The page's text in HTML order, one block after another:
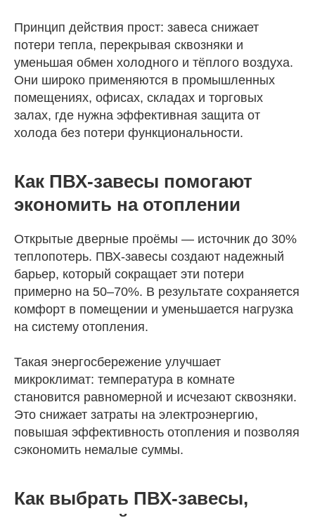
Принцип действия прост: завеса снижает
потери тепла, перекрывая сквозняки и
уменьшая обмен холодного и тёплого воздуха.
Они широко применяются в промышленных
помещениях, офисах, складах и торговых
залах, где нужна эффективная защита от
холода без потери функциональности.
Как ПВХ-завесы помогают
экономить на отоплении
Открытые дверные проёмы — источник до 30%
теплопотерь. ПВХ-завесы создают надежный
барьер, который сокращает эти потери
примерно на 50–70%. В результате сохраняется
комфорт в помещении и уменьшается нагрузка
на систему отопления.
Такая энергосбережение улучшает
микроклимат: температура в комнате
становится равномерной и исчезают сквозняки.
Это снижает затраты на электроэнергию,
повышая эффективность отопления и позволяя
сэкономить немалые суммы.
Как выбрать ПВХ-завесы,